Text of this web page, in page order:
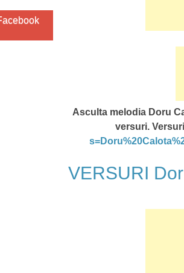
Asculta melodia Doru
versuri.
VERSURI